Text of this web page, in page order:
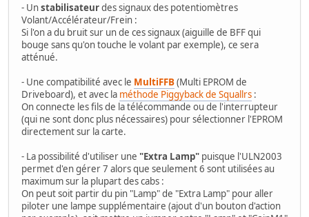
- Unstabilisateurdes signaux des potentiomètres
Volant/Accélérateur/Frein :
Si l'on a du bruit sur un de ces signaux (aiguille de BFF qui
bouge sans qu'on touche le volant par exemple), ce sera
atténué.
- Une compatibilité avec le MultiFFB(Multi EPROM de
Driveboard), et avec la méthode Piggyback de Squallrs :
On connecte les fils de la télécommande ou de l'interrupteur
(qui ne sont donc plus nécessaires) pour sélectionner l'EPROM
directement sur la carte.
- La possibilité d'utiliser une "Extra Lamp" puisque l'ULN2003
permet d'en gérer 7 alors que seulement 6 sont utilisées au
maximum sur la plupart des cabs :
On peut soit partir du pin "Lamp" de "Extra Lamp" pour aller
piloter une lampe supplémentaire (ajout d'un bouton d'action